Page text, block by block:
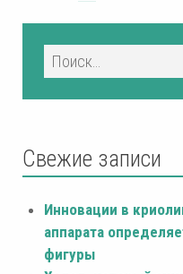
Свежие записи
Инновации в
аппарата
фигуры